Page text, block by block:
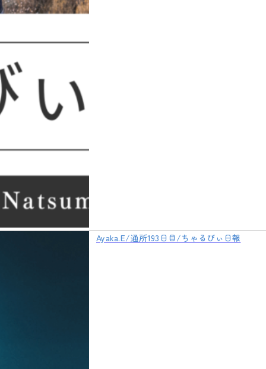
Ayaka.E/通所193日目/ちゃるびぃ日報